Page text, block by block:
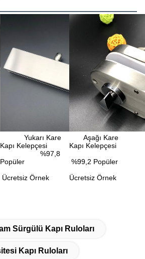
Yukarı Kare
Kapı Kelepçesi
%97,8
Popüler
Ücretsiz Örnek
Aşağı Kare
Kapı Kelepçesi
%99,2 Popüler
Ücretsiz Örnek
Sürgülü Kapı Ruloları
Kapı Ruloları